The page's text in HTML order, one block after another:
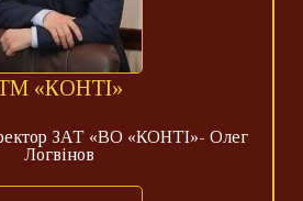
«КОНТІ»
ЗАТ «ВО «КОНТІ»- Олег
Логвінов